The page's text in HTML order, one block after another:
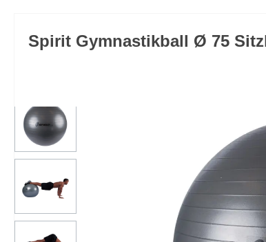
Spirit Gymnastikball Ø 75
Bildergalerie überspringen